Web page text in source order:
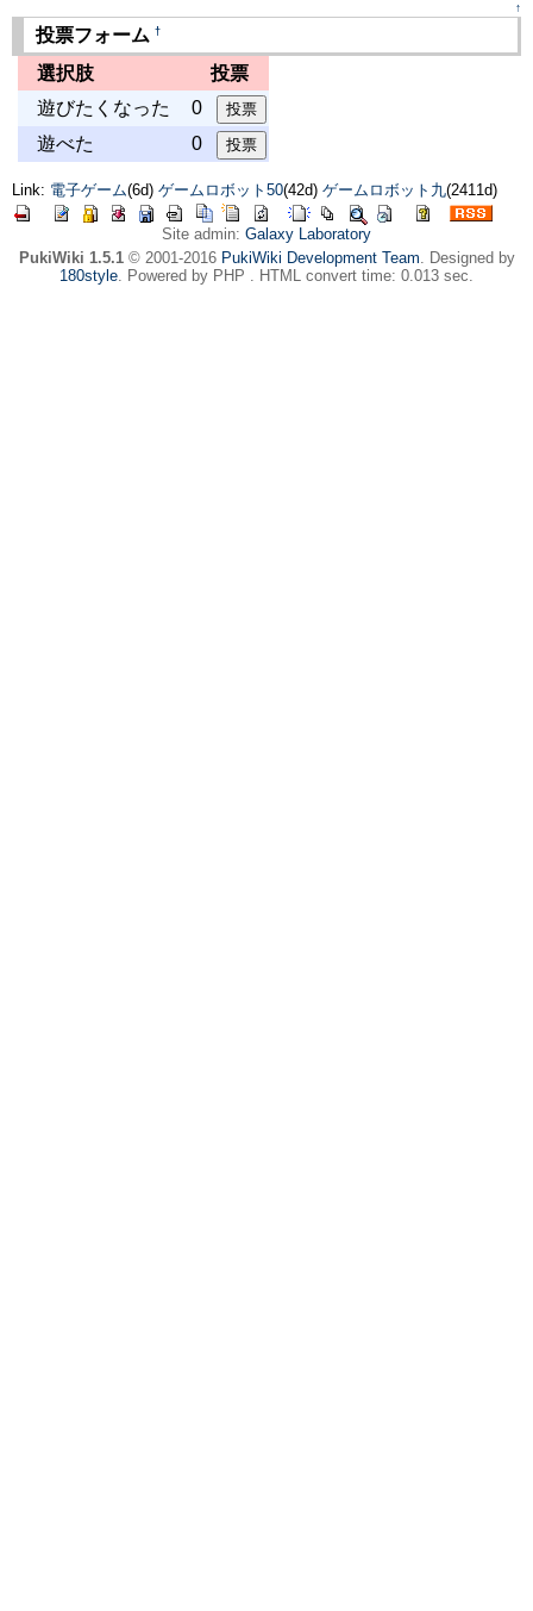
↑
投票フォーム †
選択肢
投票
遊びたくなった
0
遊べた
0
Link: 電子ゲーム(6d) ゲームロボット50(42d) ゲームロボット九(2411d)
Site admin: Galaxy Laboratory
PukiWiki 1.5.1© 2001-2016 PukiWiki Development Team. Designed by
180style. Powered by PHP . HTML convert time: 0.013 sec.